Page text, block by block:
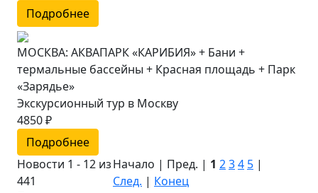
Подробнее
МОСКВА: АКВАПАРК «КАРИБИЯ» + Бани +
термальные бассейны + Красная площадь + Парк
«Зарядье»
Экскурсионный тур в Москву
4850 ₽
Подробнее
Новости 1 - 12 из
441
Начало | Пред. | 1 234 5|
След. | Конец